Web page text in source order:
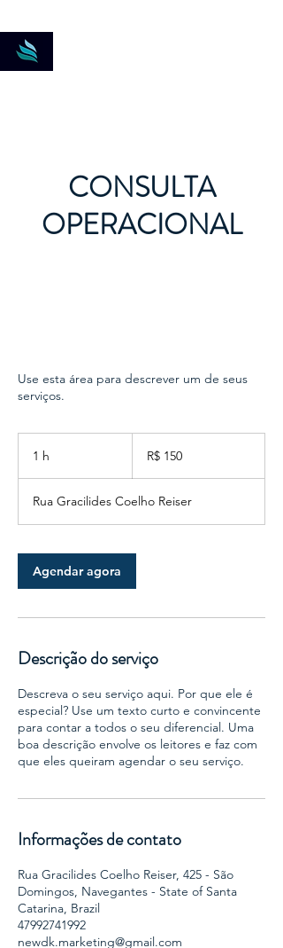
CONSULTA
OPERACIONAL
Use esta área para descrever um de seus
serviços.
1 h
brasileiros
R$ 150
Rua Gracilides Coelho Reiser
Agendar agora
Descrição do serviço
Descreva o seu serviço aqui. Por que ele é
especial? Use um texto curto e convincente
para contar a todos o seu diferencial. Uma
boa descrição envolve os leitores e faz com
que eles queiram agendar o seu serviço.
Informações de contato
Rua Gracilides Coelho Reiser, 425 - São
Domingos, Navegantes - State of Santa
Catarina, Brazil
47992741992
newdk.marketing@gmail.com